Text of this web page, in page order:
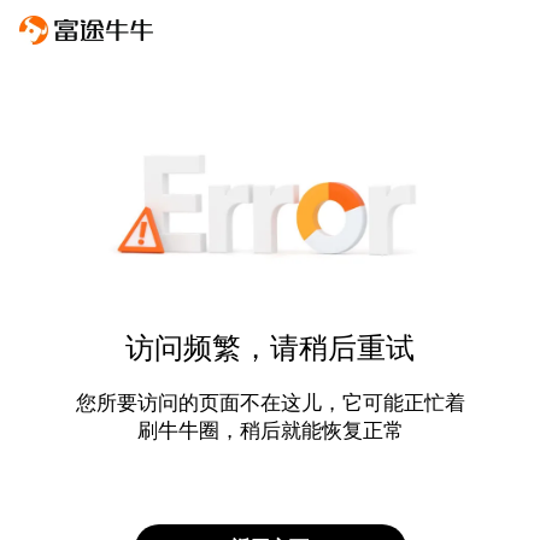
访问频繁，请稍后重试
您所要访问的页面不在这儿，它可能正忙着
刷牛牛圈，稍后就能恢复正常